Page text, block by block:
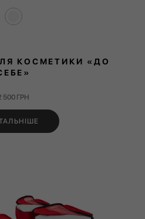
КОСМЕТИКИ «ДО
500 ГРН